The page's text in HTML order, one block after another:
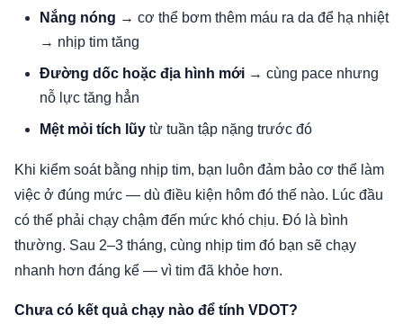
Nắng nóng → cơ thể bơm thêm máu ra da để hạ nhiệt
→ nhịp tim tăng
Đường dốc hoặc địa hình mới → cùng pace nhưng
nỗ lực tăng hẳn
Mệt mỏi tích lũy từ tuần tập nặng trước đó
Khi kiểm soát bằng nhịp tim, bạn luôn đảm bảo cơ thể làm
việc ở đúng mức — dù điều kiện hôm đó thế nào. Lúc đầu
có thể phải chạy chậm đến mức khó chịu. Đó là bình
thường. Sau 2–3 tháng, cùng nhịp tim đó bạn sẽ chạy
nhanh hơn đáng kể — vì tim đã khỏe hơn.
Chưa có kết quả chạy nào để tính VDOT?